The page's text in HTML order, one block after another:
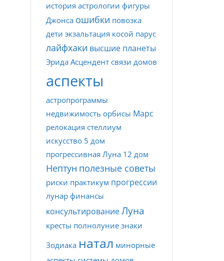
история астрологии фигуры
Джонса ошибки повозка
дети экзальтация косой парус
лайфхаки высшие планеты
Эрида Асцендент связи домов
аспекты
астропрограммы
недвижимость орбисы Марс
релокация стеллиум
искусство 5 дом
прогрессивная Луна 12 дом
Нептун полезные советы
риски практикум прогрессии
лунар финансы
консультированиеЛуна
кресты полнолуние знаки
Зодиака натал минорные